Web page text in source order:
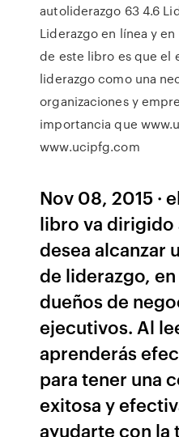
autoliderazgo 63 4.6
Liderazgo en línea y
de este libro es que el
liderazgo como una
organizaciones y
importancia que
www.ucipfg.com
Nov 08, 2015 ·
libro va dirigido
desea alcanzar
de liderazgo,
dueños de
ejecutivos. Al
aprenderás
para tener una
exitosa y
ayudarte con la